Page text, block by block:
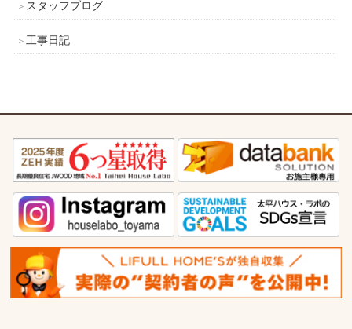
スタッフブログ
工事日記